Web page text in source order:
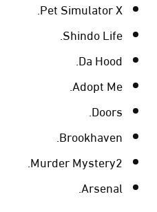
Pet Simulator X.
Shindo Life.
Da Hood.
Adopt Me.
Doors.
Brookhaven.
Murder Mystery2.
Arsenal.